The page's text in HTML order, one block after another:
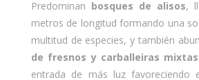
Predominan bosques de alisos,
metros de longitud formando una
multitud de especies, y también
de fresnos y carballeiras mixtas
entrada de más luz favoreciendo